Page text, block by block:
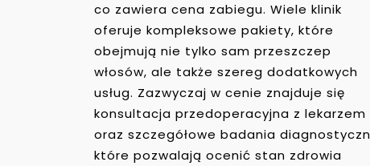
co zawiera cena zabiegu. Wiele klinik
oferuje kompleksowe pakiety, które
obejmują nie tylko sam przeszczep
włosów, ale także szereg dodatkowych
usług. Zazwyczaj w cenie znajduje się
konsultacja przedoperacyjna z lekarzem
oraz szczegółowe badania
które pozwalają ocenić stan zdrowia